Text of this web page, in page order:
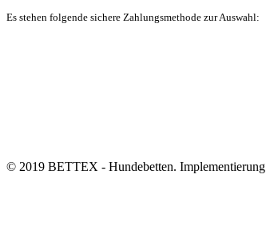
Es stehen folgende sichere Zahlungsmethode zur Auswahl:
© 2019 BETTEX - Hundebetten. Implementierung